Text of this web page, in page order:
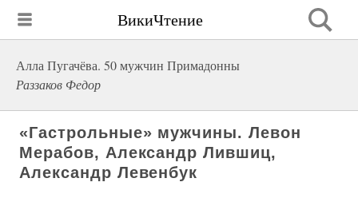
ВикиЧтение
Алла Пугачёва. 50 мужчин Примадонны
Раззаков Федор
«Гастрольные» мужчины. Левон
Мерабов, Александр Лившиц,
Александр Левенбук